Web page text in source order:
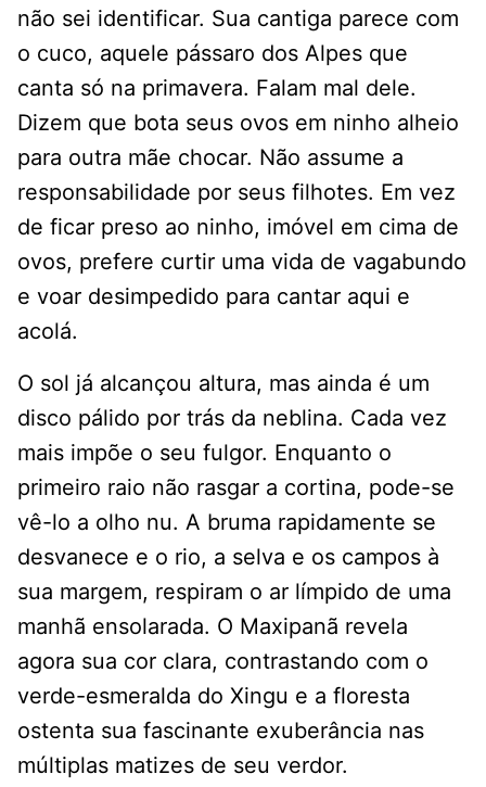
não sei identificar. Sua cantiga parece com
o cuco, aquele pássaro dos Alpes que
canta só na primavera. Falam mal dele.
Dizem que bota seus ovos em ninho alheio
para outra mãe chocar. Não assume a
responsabilidade por seus filhotes. Em vez
de ficar preso ao ninho, imóvel em cima de
ovos, prefere curtir uma vida de vagabundo
e voar desimpedido para cantar aqui e
acolá.
O sol já alcançou altura, mas ainda é um
disco pálido por trás da neblina. Cada vez
mais impõe o seu fulgor. Enquanto o
primeiro raio não rasgar a cortina, pode-se
vê-lo a olho nu. A bruma rapidamente se
desvanece e o rio, a selva e os campos à
sua margem, respiram o ar límpido de uma
manhã ensolarada. O Maxipanã revela
agora sua cor clara, contrastando com o
verde-esmeralda do Xingu e a floresta
ostenta sua fascinante exuberância nas
múltiplas matizes de seu verdor.